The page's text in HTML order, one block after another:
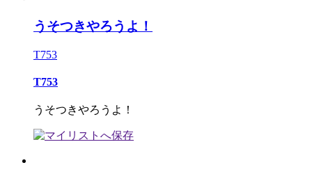
うそつきやろうよ！
T753
T753
うそつきやろうよ！